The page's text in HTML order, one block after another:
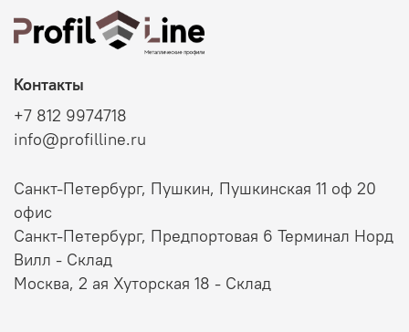
Контакты
+7 812 9974718
info@profilline.ru
Санкт-Петербург, Пушкин, Пушкинская 11 оф 20
офис
Санкт-Петербург, Предпортовая 6 Терминал Норд
Вилл - Склад
Москва, 2 ая Хуторская 18 - Склад